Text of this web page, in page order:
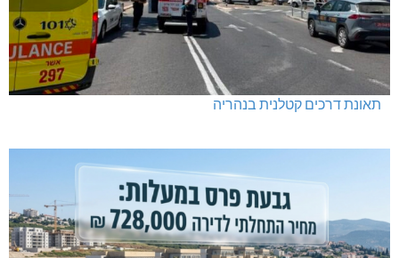
תאונת דרכים קטלנית בנהריה